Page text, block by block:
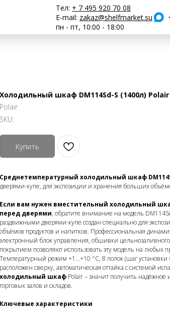
Тел: + 7 495 920 70 08
E-mail: zakaz@shelfmarket.su
пн - пт, 10:00 - 18:00
Холодильный шкаф DM114Sd-S (1400л) Polair
Polair
SKU:
Купить
Среднетемпературный холодильный шкаф
дверями-купе, для экспозиции и хранения больших
Если вам нужен вместительный холодильный
перед дверями, обратите внимание на модель
раздвижными дверями-купе создан специально для
объёмов продуктов и напитков. Профессиональная
электронный блок управления, обшивки
покрытием позволяют использовать эту модель на любых
Температурный режим +1…+10 °C, 8 полок (шаг
расположен сверху, автоматическая оттайка с системой
холодильный шкаф Polair – значит получить
торговых залов и складов.
Ключевые характеристики